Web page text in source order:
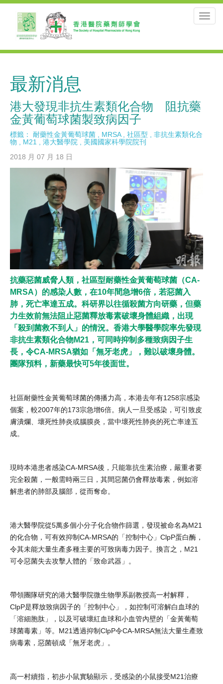
最新消息
港大發現非抗生素類化合物 阻抗藥
金黃葡萄球菌製致病因子
標籤： 耐藥性金黃葡萄球菌 MRSA, 社區型
非抗生素類化合
物
M21 港大醫學院
美國國家科學院院刊
2018 月 07 月 18 日
抗藥惡菌威脅人類，社區型耐藥性金黃葡萄球菌（CA-
MRSA）的感染人數，在10年間急增6倍，若惡菌入
肺，死亡率達五成。科研界以往循殺菌方向研藥，但藥
力生效前無法阻止惡菌釋放毒素破壞身體組織，出現
「殺到菌救不到人」的情況。香港大學醫學院率先發現
非抗生素類化合物M21，可同時抑制多種致病因子生
長，令CA-MRSA猶如「無牙老虎」，難以破壞身體。
團隊預料，新藥最快可5年後面世。
社區耐藥性金黃葡萄球菌的傳播力高，本港去年有1258宗感染
個案，較2007年的173宗急增6倍。病人一旦受感染，可引致皮
膚潰爛、壞死性肺炎或腦膜炎，當中壞死性肺炎的死亡率達五
成。
現時本港患者感染CA-MRSA後，只能靠抗生素治療，嚴重者要
完全殺菌，一般需時兩三日，其間惡菌仍會釋放毒素，例如溶
解患者的肺部及腦部，從而奪命。
港大醫學院從5萬多個小分子化合物作篩選，發現被命名為M21
的化合物，可有效抑制CA-MRSA的「控制中心」ClpP蛋白酶，
令其未能大量生產多種主要的可致病毒力因子。換言之，M21
可令惡菌失去攻擊人體的「致命武器」。
帶領團隊研究的港大醫學院微生物學系副教授高一村解釋，
ClpP是釋放致病因子的「控制中心」，如控制可溶解白血球的
「溶細胞肽」，以及可破壞紅血球和小血管內壁的「金黃葡萄
球菌毒素」等。M21透過抑制ClpP令CA-MRSA無法大量生產致
病毒素，惡菌頓成「無牙老虎」。
高一村續指，初步小鼠實驗顯示，受感染的小鼠接受M21治療